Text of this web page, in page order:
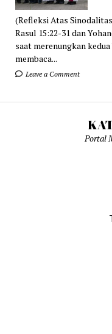
(Refleksi Atas
Rasul 15:22-31 dan
saat merenungkan
membaca...
Leave a Comment
Portal